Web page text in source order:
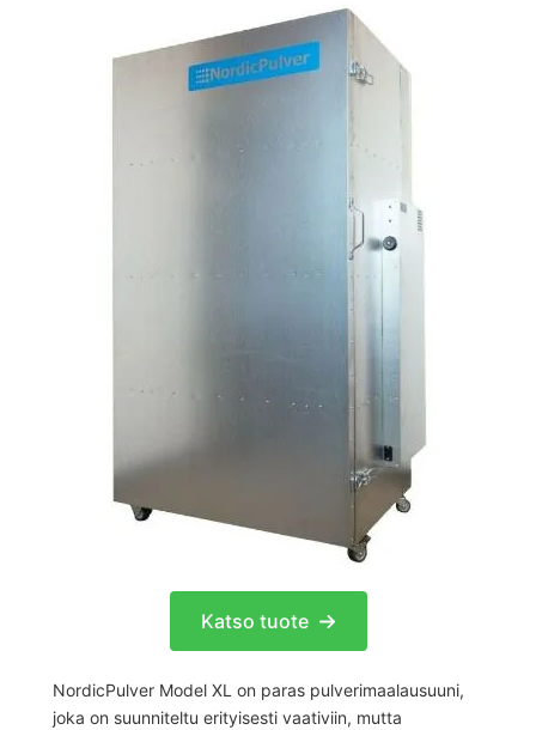
Katso tuote
NordicPulver Model XL on paras pulverimaalausuuni,
joka on suunniteltu erityisesti vaativiin, mutta